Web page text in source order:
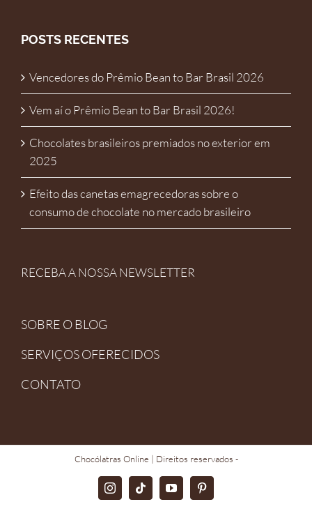
POSTS RECENTES
Vencedores do Prêmio Bean to Bar Brasil 2026
Vem aí o Prêmio Bean to Bar Brasil 2026!
Chocolates brasileiros premiados no exterior em
2025
Efeito das canetas emagrecedoras sobre o
consumo de chocolate no mercado brasileiro
RECEBA A NOSSA NEWSLETTER
SOBRE O BLOG
SERVIÇOS OFERECIDOS
CONTATO
Chocólatras Online | Direitos reservados -
InstagramTikTokYouTubePinterest